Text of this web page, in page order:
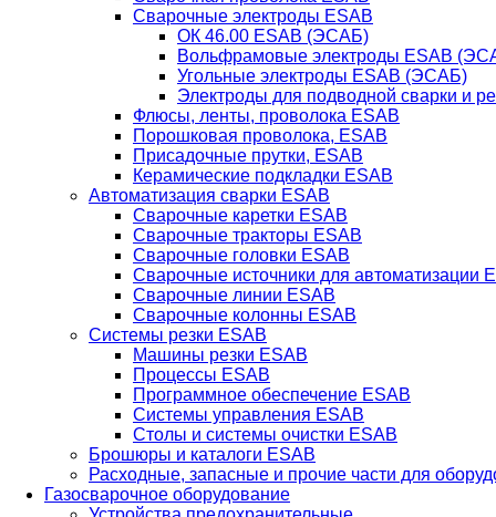
Сварочные электроды ESAB
ОК 46.00 ESAB (ЭСАБ)
Вольфрамовые электроды ESAB
Угольные электроды ESAB (ЭСАБ)
Электроды для подводной сварки и
Флюсы, ленты, проволока ESAB
Порошковая проволока, ESAB
Присадочные прутки, ESAB
Керамические подкладки ESAB
Автоматизация сварки ESAB
Сварочные каретки ESAB
Сварочные тракторы ESAB
Сварочные головки ESAB
Сварочные источники для автоматизации
Сварочные линии ESAB
Сварочные колонны ESAB
Системы резки ESAB
Машины резки ESAB
Процессы ESAB
Программное обеспечение ESAB
Системы управления ESAB
Столы и системы очистки ESAB
Брошюры и каталоги ESAB
Расходные, запасные и прочие части для
Газосварочное оборудование